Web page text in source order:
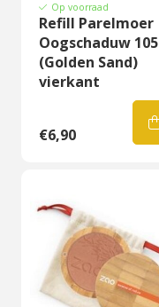
Op voorraad
Refill Parelmoer
Oogschaduw 105
(Golden Sand)
vierkant
€6,90